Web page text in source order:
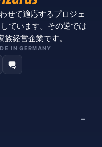
せて適応するプロジェ
ています。その逆では
経営企業です。
IN GERMANY